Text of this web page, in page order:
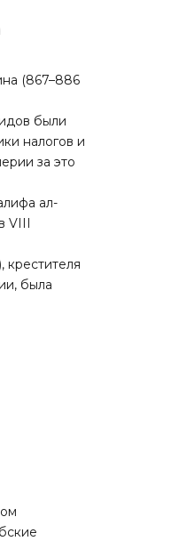
(867–886
были
налогов и
за это
ал-
VIII
крестителя
была